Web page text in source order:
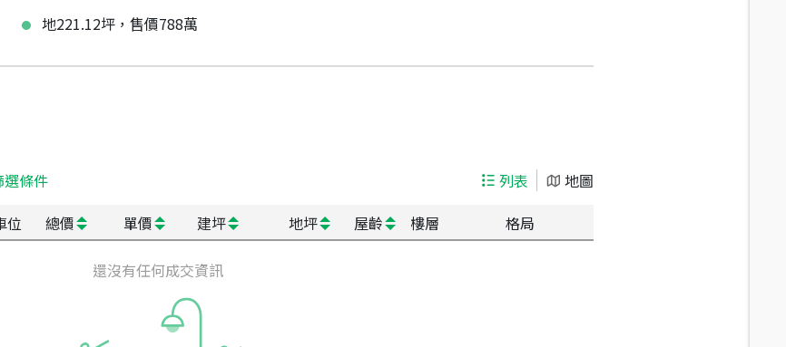
地221.12坪，售價788萬
選條件 列表
地圖
位 總價 單價 建坪 地坪 屋齡 樓層 格局
還沒有任何成交資訊